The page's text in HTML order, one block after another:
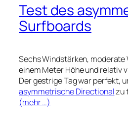
Test des
Surfboards
Sechs Windstärken, moderate
einem Meter Höhe und relativ
Der gestrige Tag war perfekt,
asymmetrische Directionalzu
(mehr …)